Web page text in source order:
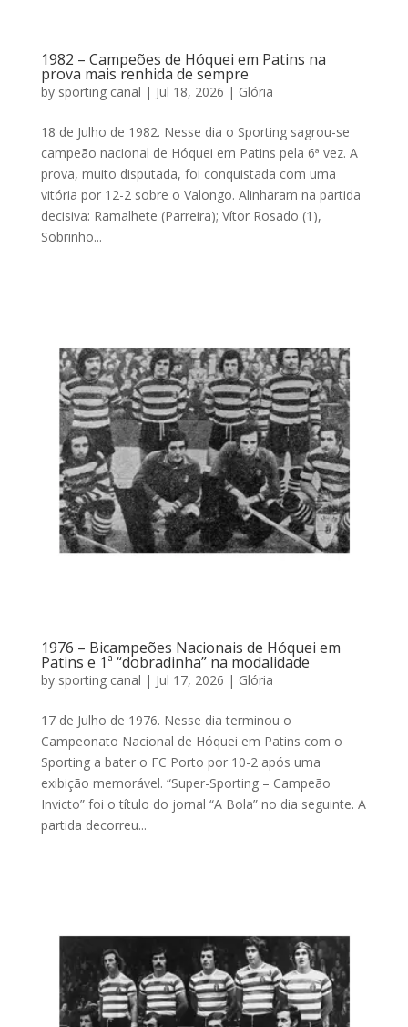
1982 – Campeões de Hóquei em Patins na
prova mais renhida de sempre
by sporting canal | Jul 18, 2026 | Glória
18 de Julho de 1982. Nesse dia o Sporting sagrou-se
campeão nacional de Hóquei em Patins pela 6ª vez. A
prova, muito disputada, foi conquistada com uma
vitória por 12-2 sobre o Valongo. Alinharam na partida
decisiva: Ramalhete (Parreira); Vítor Rosado (1),
Sobrinho...
1976 – Bicampeões Nacionais de Hóquei em
Patins e 1ª “dobradinha” na modalidade
by sporting canal | Jul 17, 2026 | Glória
17 de Julho de 1976. Nesse dia terminou o
Campeonato Nacional de Hóquei em Patins com o
Sporting a bater o FC Porto por 10-2 após uma
exibição memorável. “Super-Sporting – Campeão
Invicto” foi o título do jornal “A Bola” no dia seguinte. A
partida decorreu...